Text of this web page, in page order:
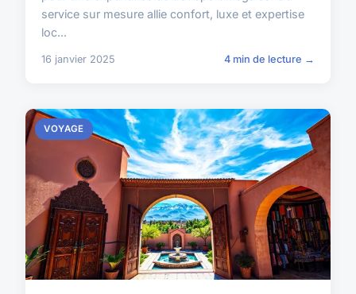
service sur mesure allie confort, luxe et expertise
loc...
16 janvier 2025 4 min de lecture →
VOYAGE